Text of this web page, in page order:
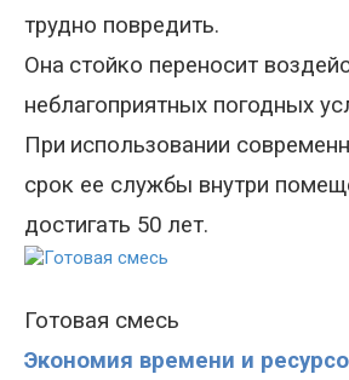
трудно повредить.
Она стойко переносит
неблагоприятных погодных
При использовании
срок ее службы внутри
достигать 50 лет.
Готовая смесь
Экономия времени и